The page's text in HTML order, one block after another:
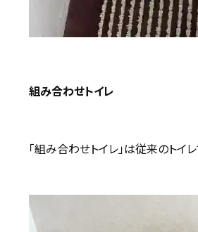
組み合わせトイレ
「組み合わせトイレ」は従来のトイレ